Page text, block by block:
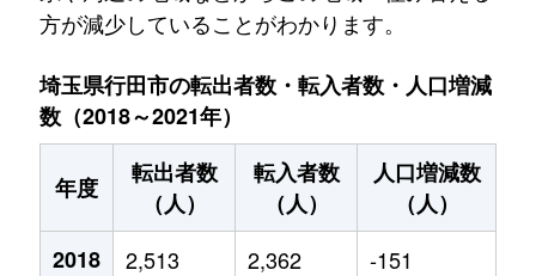
方が減少していることがわかります。
埼玉県行田市の転出者数・転入者数・人口増減
数（2018～2021年）
年度
転出者数
（人）
転入者数
（人）
人口増減数
（人）
2018
2,513 2,362
-151